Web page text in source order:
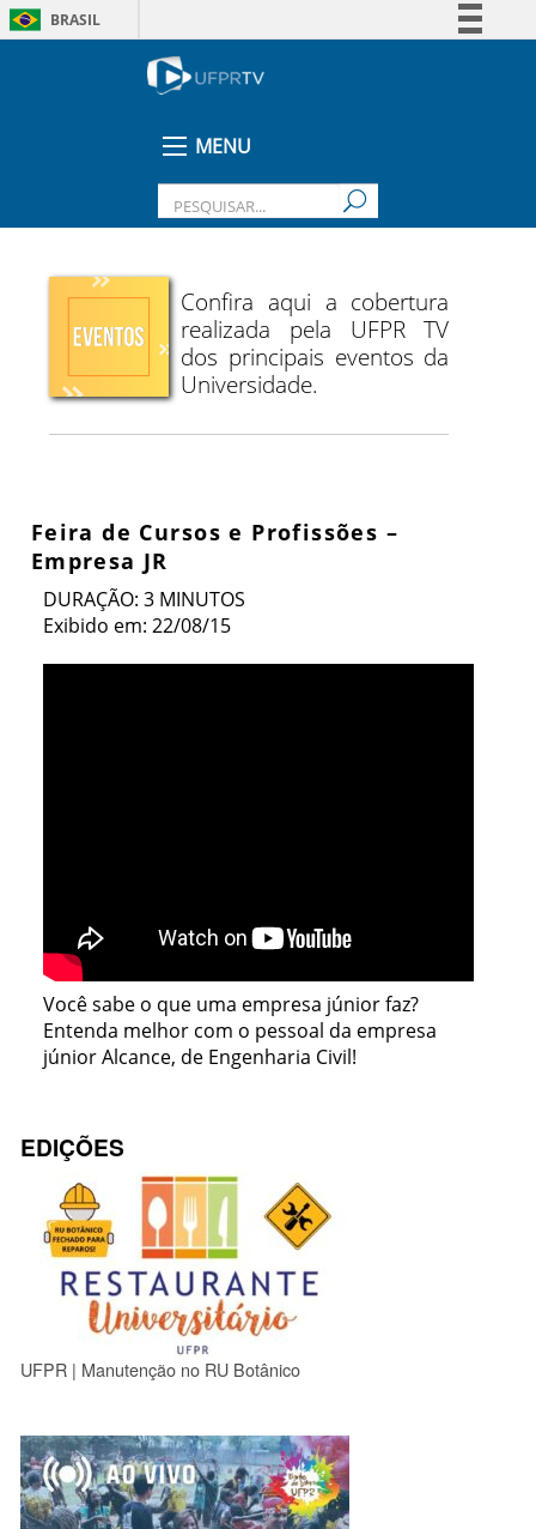
BRASIL
Legislação
MENU
Confira aqui a cobertura
realizada pela UFPR TV
dos principais eventos da
Universidade.
Feira de Cursos e Profissões –
Empresa JR
DURAÇÃO: 3 MINUTOS
Exibido em: 22/08/15
Você sabe o que uma empresa júnior faz?
Entenda melhor com o pessoal da empresa
júnior Alcance, de Engenharia Civil!
EDIÇÕES
UFPR | Manutenção no RU Botânico